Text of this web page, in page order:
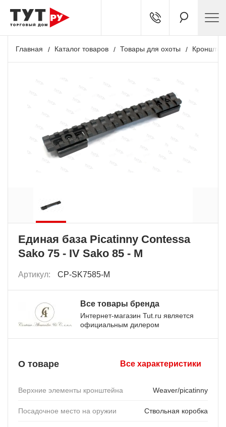
Главная Каталог товаров Товары для охоты
Единая база Picatinny Contessa
Sako 75 - IV Sako 85 - M
Артикул: CP-SK7585-M
Все товары бренда
Интернет-магазин Tut.ru является
официальным дилером
О товаре Все характеристики
Верхние элементы кронштейна Weaver/picatinny
Посадочное место на оружии Ствольная коробка